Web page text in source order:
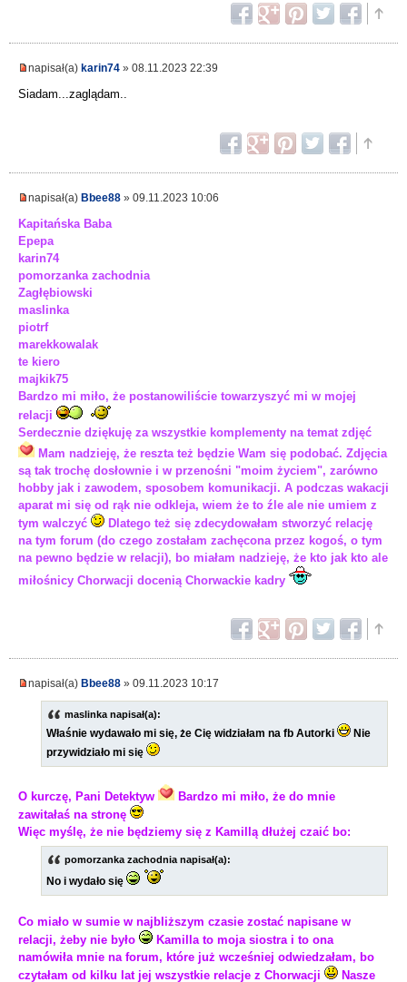
napisał(a) karin74 » 08.11.2023 22:39
Siadam...zaglądam..
napisał(a) Bbee88 » 09.11.2023 10:06
Kapitańska Baba
Epepa
karin74
pomorzanka zachodnia
Zagłębiowski
maslinka
piotrf
marekkowalak
te kiero
majkik75
Bardzo mi miło, że postanowiliście towarzyszyć mi w mojej
relacji
Serdecznie dziękuję za wszystkie komplementy na temat zdjęć
Mam nadzieję, że reszta też będzie Wam się podobać. Zdjęcia
są tak trochę dosłownie i w przenośni "moim życiem", zarówno
hobby jak i zawodem, sposobem komunikacji. A podczas wakacji
aparat mi się od rąk nie odkleja, wiem że to źle ale nie umiem z
tym walczyć
Dlatego też się zdecydowałam stworzyć relację
na tym forum (do czego zostałam zachęcona przez kogoś, o tym
na pewno będzie w relacji), bo miałam nadzieję, że kto jak kto ale
miłośnicy Chorwacji docenią Chorwackie kadry
napisał(a) Bbee88 » 09.11.2023 10:17
maslinka napisał(a):
Właśnie wydawało mi się, że Cię widziałam na fb Autorki
Nie
przywidziało mi się
O kurczę, Pani Detektyw
Bardzo mi miło, że do mnie
zawitałaś na stronę
Więc myślę, że nie będziemy się z Kamillą dłużej czaić bo:
pomorzanka zachodnia napisał(a):
No i wydało się
Co miało w sumie w najbliższym czasie zostać napisane w
relacji, żeby nie było
Kamilla to moja siostra i to ona
namówiła mnie na forum, które już wcześniej odwiedzałam, bo
czytałam od kilku lat jej wszystkie relacje z Chorwacji
Nasze